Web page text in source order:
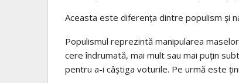
Aceasta este diferența dintre populism și
Populismul reprezintă manipularea
cere îndrumată, mai mult sau mai puțin
pentru a-i câștiga voturile. Pe urmă este